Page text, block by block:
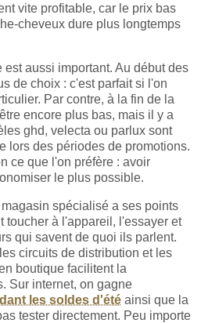
vite profitable, car le prix bas
cheveux dure plus longtemps
est aussi important. Au début des
de choix : c'est parfait si l'on
Par contre, à la fin de la
encore plus bas, mais il y a
ghd, velecta ou parlux sont
lors des périodes de promotions.
ce que l'on préfère : avoir
le plus possible.
spécialisé a ses points
toucher à l'appareil, l'essayer et
qui savent de quoi ils parlent.
circuits de distribution et les
boutique facilitent la
Sur internet, on gagne
les soldes d'été ainsi que la
tester directement. Peu importe